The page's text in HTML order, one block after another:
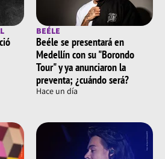
BEÉLE
Beéle se presentará en
Medellín con su "Borondo
Tour" y ya anunciaron la
preventa; ¿cuándo será?
Hace un día